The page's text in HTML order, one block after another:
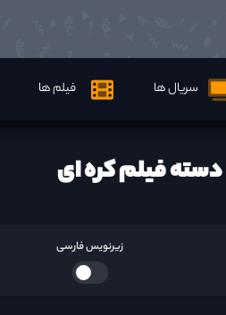
سریال ها فیلم ها
دسته فیلم کره ای
زیرنویس فارسی